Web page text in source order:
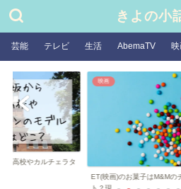
きよの小
芸能 テレビ 生活 AbemaTV
生活
iphone監視されてるかどう
法は？スパイア...